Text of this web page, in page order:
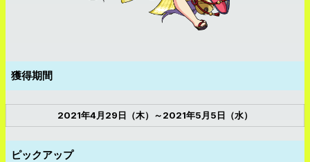
獲得期間
2021年4月29日（木）～2021年5月5日（水）
ピックアップ